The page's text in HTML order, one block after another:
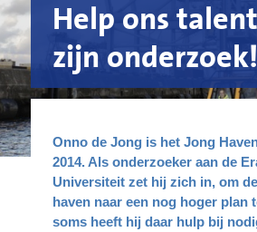
Help ons
zijn onderzoek!
Onno de Jong is het Jong
2014. Als onderzoeker aan de
Universiteit zet hij zich in, om
haven naar een nog hoger plan
soms heeft hij daar hulp bij